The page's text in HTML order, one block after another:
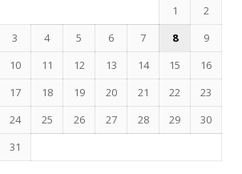
1
2
3
4 5 6 7 8
9
10
11 12 13 14 15
16
17
18 19 20 21 22
23
24
25 26 27 28 29
30
31